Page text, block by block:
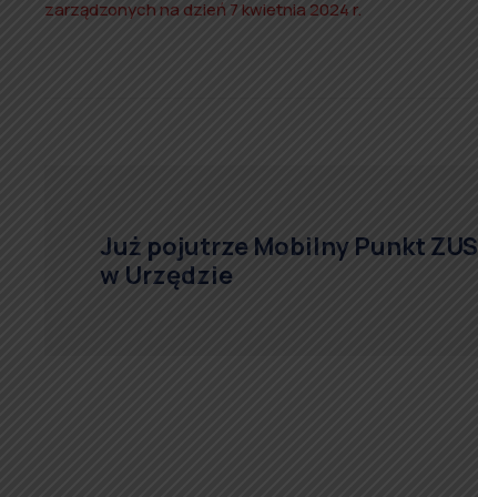
zarządzonych na dzień 7 kwietnia 2024 r.
Już pojutrze Mobilny Punkt ZUS
w Urzędzie